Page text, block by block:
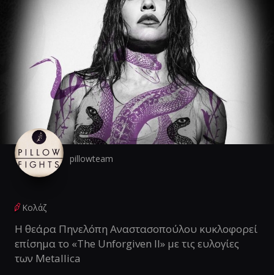
pillowteam
Κολάζ
Η θεάρα Πηνελόπη Αναστασοπούλου κυκλοφορεί
επίσημα το «The Unforgiven II» με τις ευλογίες
των Metallica